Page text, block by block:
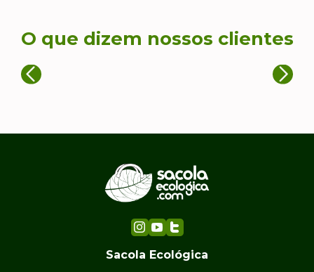
O que dizem nossos clientes
Sacola Ecológica